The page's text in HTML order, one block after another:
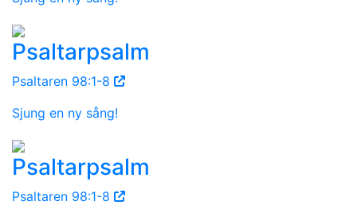
Psaltarpsalm
Psaltaren 98:1-8
Sjung en ny sång!
Psaltarpsalm
Psaltaren 98:1-8